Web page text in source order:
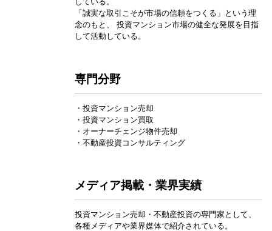
「誠実な取引こそが市場の信頼をつくる」という理
念のもと、 投資マンション市場の健全な発展を目指
して活動している。
専門分野
・投資マンション売却
・投資マンション買取
・オーナーチェンジ物件売却
・不動産投資コンサルティング
メディア掲載・業界実績
投資マンション売却・不動産投資の専門家として、
各種メディアや業界媒体で紹介されている。